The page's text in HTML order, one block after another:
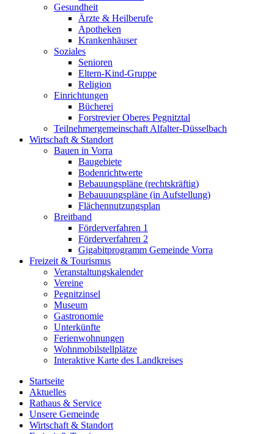
Gesundheit
Ärzte & Heilberufe
Apotheken
Krankenhäuser
Soziales
Senioren
Eltern-Kind-Gruppe
Religion
Einrichtungen
Bücherei
Forstrevier Oberes Pegnitztal
Teilnehmergemeinschaft Alfalter-Düsselbach
Wirtschaft & Standort
Bauen in Vorra
Baugebiete
Bodenrichtwerte
Bebauungspläne (rechtskräftig)
Bebauuungspläne (in Aufstellung)
Flächennutzungsplan
Breitband
Förderverfahren 1
Förderverfahren 2
Gigabitprogramm Gemeinde Vorra
Freizeit & Tourismus
Veranstaltungskalender
Vereine
Pegnitzinsel
Museum
Gastronomie
Unterkünfte
Ferienwohnungen
Wohnmobilstellplätze
Interaktive Karte des Landkreises
Startseite
Aktuelles
Rathaus & Service
Unsere Gemeinde
Wirtschaft & Standort